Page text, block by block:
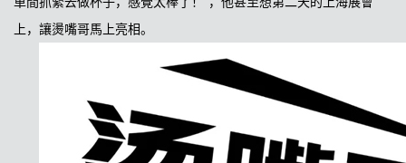
上，讓燙嘴哥馬上亮相。